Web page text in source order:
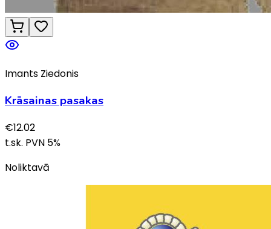
Imants Ziedonis
Krāsainas pasakas
€12.02
t.sk. PVN 5%
Noliktavā